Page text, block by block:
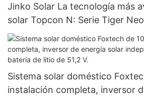
Jinko Solar La tecnología más
solar Topcon N: Serie Tiger Neo
Sistema solar doméstico
instalación completa, inversor